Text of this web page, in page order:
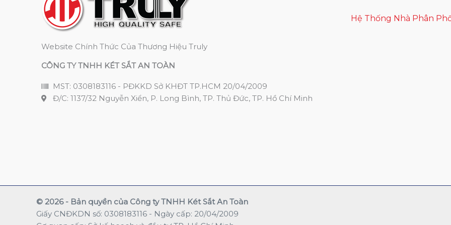
Website Chính Thức Của Thương Hiệu Truly
CÔNG TY TNHH KÉT SẮT AN TOÀN
MST: 0308183116 - PĐKKD Sở KHĐT TP.HCM 20/04/2009
Đ/C: 1137/32 Nguyễn Xiển, P. Long Bình, TP. Thủ Đức, TP. Hồ Chí Minh
Hệ Thống Nhà Phân
© 2026 - Bản quyền của Công ty TNHH Két Sắt An Toàn
Giấy CNĐKDN số: 0308183116 - Ngày cấp: 20/04/2009